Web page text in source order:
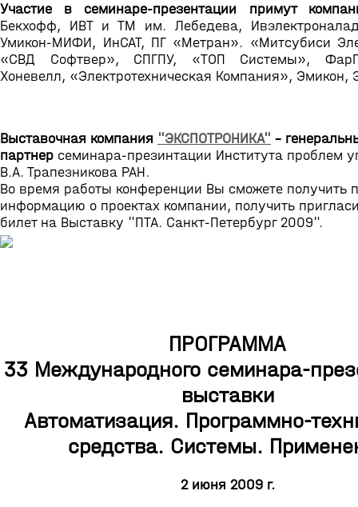
Участие в семинаре-презентации примут
Бекхофф, ИВТ и ТМ им. Лебедева,
Умикон-МИФИ, ИнСАТ, ПГ «Метран». «Митсубиси
«СВД Софтвер», СПГПУ, «ТОП Системы»,
Хоневелл, «Электротехническая Компания», Эмикон,
Выставочная компания "ЭКСПОТРОНИКА" -
партнер семинара-презинтации Института проблем
В.А. Трапезникова РАН.
Во время работы конференции Вы сможете получить
информацию о проектах компании, получить
билет на Выставку "ПТА. Санкт-Петербург 2009".
ПРОГРАММА
33 Международного семинара-
выставки
Автоматизация. Программно-
средства. Системы.
2 июня 2009 г.